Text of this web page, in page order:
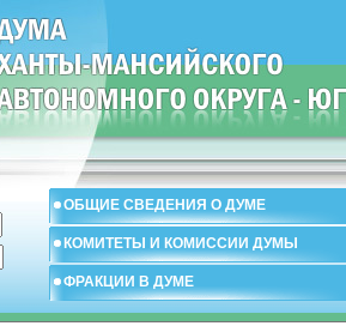
ОБЩИЕ СВЕДЕНИЯ О ДУМЕ
КОМИТЕТЫ И КОМИССИИ ДУМЫ
ФРАКЦИИ В ДУМЕ